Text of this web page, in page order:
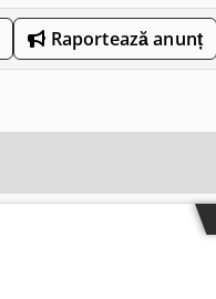
Raportează anunț